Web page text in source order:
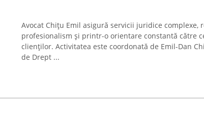
Avocat Chițu Emil asigură servicii juridice complexe,
profesionalism și printr-o orientare constantă către
clienților. Activitatea este coordonată de Emil-Dan
de Drept ...